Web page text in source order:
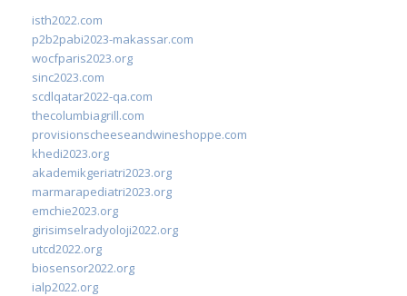
isth2022.com
p2b2pabi2023-makassar.com
wocfparis2023.org
sinc2023.com
scdlqatar2022-qa.com
thecolumbiagrill.com
provisionscheeseandwineshoppe.com
khedi2023.org
akademikgeriatri2023.org
marmarapediatri2023.org
emchie2023.org
girisimselradyoloji2022.org
utcd2022.org
biosensor2022.org
ialp2022.org